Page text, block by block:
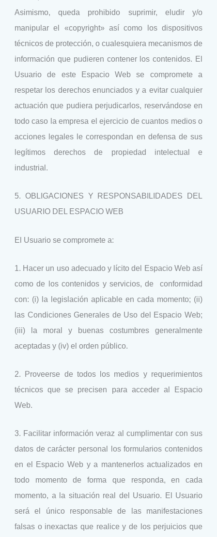
Asimismo, queda prohibido suprimir, eludir y/o
manipular el «copyright» así como los dispositivos
técnicos de protección, o cualesquiera mecanismos de
información que pudieren contener los contenidos. El
Usuario de este Espacio Web se compromete a
respetar los derechos enunciados y a evitar cualquier
actuación que pudiera perjudicarlos, reservándose en
todo caso la empresa el ejercicio de cuantos medios o
acciones legales le correspondan en defensa de sus
legítimos derechos de propiedad intelectual e
industrial.
5. OBLIGACIONES Y RESPONSABILIDADES DEL
USUARIO DEL ESPACIO WEB
El Usuario se compromete a:
1. Hacer un uso adecuado y lícito del Espacio Web así
como de los contenidos y servicios, de conformidad
con: (i) la legislación aplicable en cada momento; (ii)
las Condiciones Generales de Uso del Espacio Web;
(iii) la moral y buenas costumbres generalmente
aceptadas y (iv) el orden público.
2. Proveerse de todos los medios y requerimientos
técnicos que se precisen para acceder al Espacio
Web.
3. Facilitar información veraz al cumplimentar con sus
datos de carácter personal los formularios contenidos
en el Espacio Web y a mantenerlos actualizados en
todo momento de forma que responda, en cada
momento, a la situación real del Usuario. El Usuario
será el único responsable de las manifestaciones
falsas o inexactas que realice y de los perjuicios que